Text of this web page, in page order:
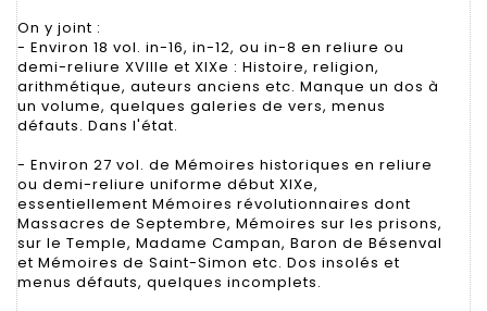
On y joint :
- Environ 18 vol. in-16, in-12, ou in-8 en reliure ou
demi-reliure XVIIIe et XIXe : Histoire, religion,
arithmétique, auteurs anciens etc. Manque un dos à
un volume, quelques galeries de vers, menus
défauts. Dans l'état.
- Environ 27 vol. de Mémoires historiques en reliure
ou demi-reliure uniforme début XIXe,
essentiellement Mémoires révolutionnaires dont
Massacres de Septembre, Mémoires sur les prisons,
sur le Temple, Madame Campan, Baron de Bésenval
et Mémoires de Saint-Simon etc. Dos insolés et
menus défauts, quelques incomplets.